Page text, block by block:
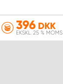
396DKK
EKSKL. 25 % MOMS